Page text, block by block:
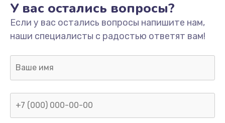
У вас остались вопросы?
Если у вас остались вопросы напишите нам,
наши специалисты с радостью ответят вам!